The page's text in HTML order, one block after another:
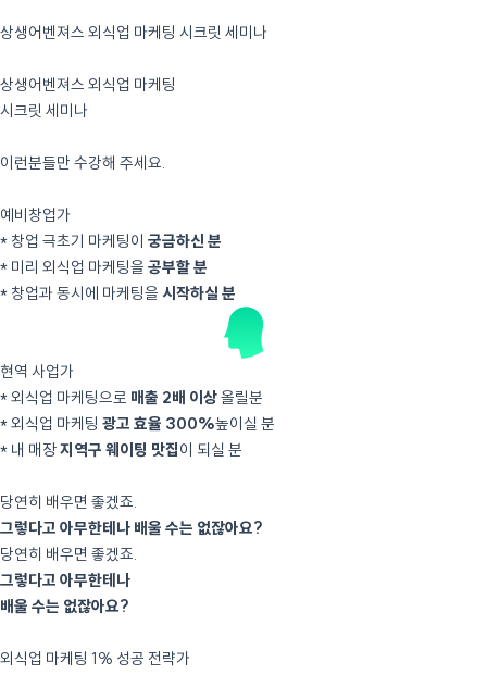
상생어벤져스 외식업 마케팅 시크릿 세미나
상생어벤져스 외식업 마케팅
시크릿 세미나
이런분들만 수강해 주세요.
예비창업가
* 창업 극초기 마케팅이 궁금하신 분
* 미리 외식업 마케팅을 공부할 분
* 창업과 동시에 마케팅을 시작하실 분
현역 사업가
* 외식업 마케팅으로 매출 2배 이상올릴분
* 외식업 마케팅 광고 효율 300%높이실 분
* 내 매장지역구 웨이팅 맛집이 되실 분
당연히 배우면 좋겠죠.
그렇다고 아무한테나 배울 수는 없잖아요?
당연히 배우면 좋겠죠.
그렇다고 아무한테나
배울 수는 없잖아요?
외식업 마케팅 1% 성공 전략가